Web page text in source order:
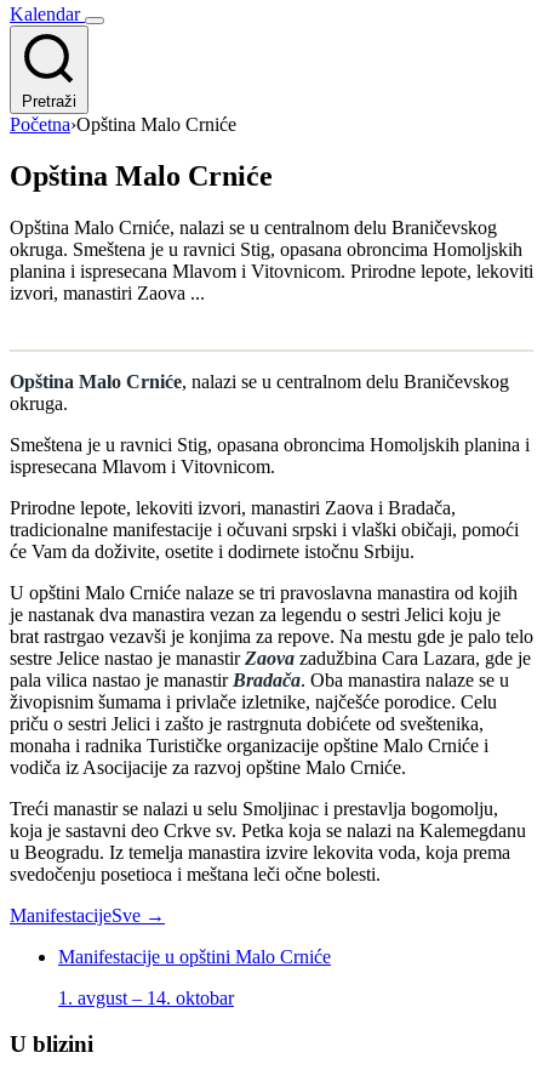
Kalendar
Pretraži
Početna›Opština Malo Crniće
Opština Malo Crniće
Opština Malo Crniće, nalazi se u centralnom delu Braničevskog
okruga. Smeštena je u ravnici Stig, opasana obroncima Homoljskih
planina i ispresecana Mlavom i Vitovnicom. Prirodne lepote, lekoviti
izvori, manastiri Zaova ...
Opština Malo Crniće, nalazi se u centralnom delu Braničevskog
okruga.
Smeštena je u ravnici Stig, opasana obroncima Homoljskih planina i
ispresecana Mlavom i Vitovnicom.
Prirodne lepote, lekoviti izvori, manastiri Zaova i Bradača,
tradicionalne manifestacije i očuvani srpski i vlaški običaji, pomoći
će Vam da doživite, osetite i dodirnete istočnu Srbiju.
U opštini Malo Crniće nalaze se tri pravoslavna manastira od kojih
je nastanak dva manastira vezan za legendu o sestri Jelici koju je
brat rastrgao vezavši je konjima za repove. Na mestu gde je palo telo
sestre Jelice nastao je manastirZaova zadužbina Cara Lazara, gde je
pala vilica nastao je manastir Bradača. Oba manastira nalaze se u
živopisnim šumama i privlače izletnike, najčešće porodice. Celu
priču o sestri Jelici i zašto je rastrgnuta dobićete od sveštenika,
monaha i radnika Turističke organizacije opštine Malo Crniće i
vodiča iz Asocijacije za razvoj opštine Malo Crniće.
Treći manastir se nalazi u selu Smoljinac i prestavlja bogomolju,
koja je sastavni deo Crkve sv. Petka koja se nalazi na Kalemegdanu
u Beogradu. Iz temelja manastira izvire lekovita voda, koja prema
svedočenju posetioca i meštana leči očne bolesti.
ManifestacijeSve →
Manifestacije u opštini Malo Crniće
1. avgust – 14. oktobar
U blizini